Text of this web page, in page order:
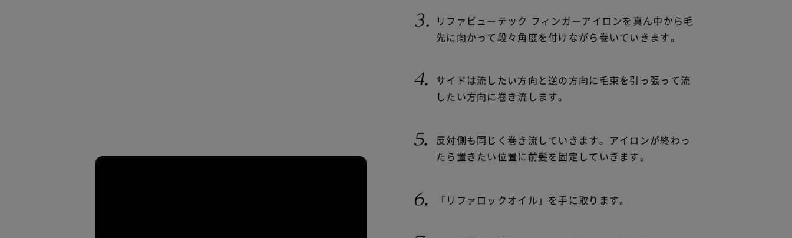
リファビューテック フィンガーアイロンを真ん中から毛
先に向かって段々角度を付けながら巻いていきます。
サイドは流したい方向と逆の方向に毛束を引っ張って流
したい方向に巻き流します。
反対側も同じく巻き流していきます。アイロンが終わっ
たら置きたい位置に前髪を固定していきます。
「リファロックオイル」を手に取ります。